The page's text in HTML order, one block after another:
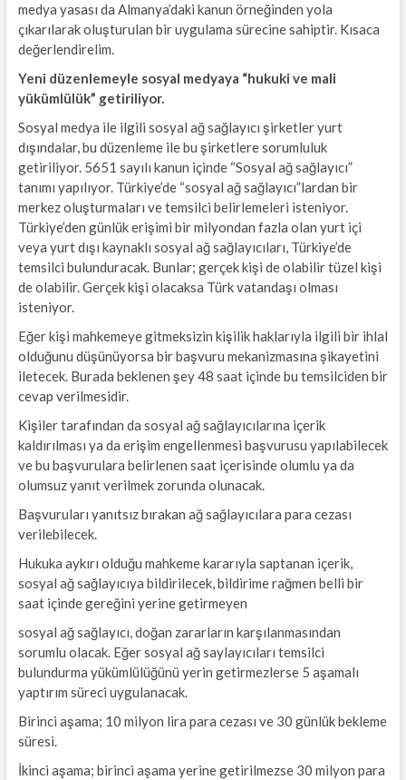
medya yasası da Almanya’daki kanun örneğinden yola
çıkarılarak oluşturulan bir uygulama sürecine sahiptir. Kısaca
değerlendirelim.
Yeni düzenlemeyle sosyal medyaya “hukuki ve mali
yükümlülük” getiriliyor.
Sosyal medya ile ilgili sosyal ağ sağlayıcı şirketler yurt
dışındalar, bu düzenleme ile bu şirketlere sorumluluk
getiriliyor. 5651 sayılı kanun içinde “Sosyal ağ sağlayıcı”
tanımı yapılıyor. Türkiye’de “sosyal ağ sağlayıcı”lardan bir
merkez oluşturmaları ve temsilci belirlemeleri isteniyor.
Türkiye’den günlük erişimi bir milyondan fazla olan yurt içi
veya yurt dışı kaynaklı sosyal ağ sağlayıcıları, Türkiye’de
temsilci bulunduracak. Bunlar; gerçek kişi de olabilir tüzel kişi
de olabilir. Gerçek kişi olacaksa Türk vatandaşı olması
isteniyor.
Eğer kişi mahkemeye gitmeksizin kişilik haklarıyla ilgili bir ihlal
olduğunu düşünüyorsa bir başvuru mekanizmasına şikayetini
iletecek. Burada beklenen şey 48 saat içinde bu temsilciden bir
cevap verilmesidir.
Kişiler tarafından da sosyal ağ sağlayıcılarına içerik
kaldırılması ya da erişim engellenmesi başvurusu yapılabilecek
ve bu başvurulara belirlenen saat içerisinde olumlu ya da
olumsuz yanıt verilmek zorunda olunacak.
Başvuruları yanıtsız bırakan ağ sağlayıcılara para cezası
verilebilecek.
Hukuka aykırı olduğu mahkeme kararıyla saptanan içerik,
sosyal ağ sağlayıcıya bildirilecek, bildirime rağmen belli bir
saat içinde gereğini yerine getirmeyen
sosyal ağ sağlayıcı, doğan zararların karşılanmasından
sorumlu olacak. Eğer sosyal ağ saylayıcıları temsilci
bulundurma yükümlülüğünü yerin getirmezlerse 5 aşamalı
yaptırım süreci uygulanacak.
Birinci aşama; 10 milyon lira para cezası ve 30 günlük bekleme
süresi.
İkinci aşama; birinci aşama yerine getirilmezse 30 milyon para